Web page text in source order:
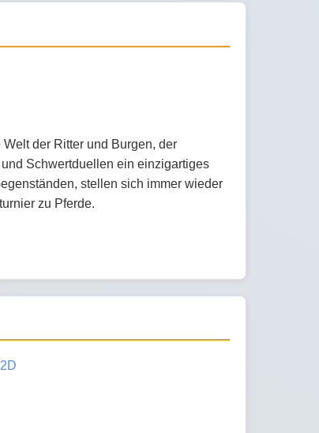
der Ritter und Burgen, der
Schwertduellen ein einzigartiges
stellen sich immer wieder
zu Pferde.
2D